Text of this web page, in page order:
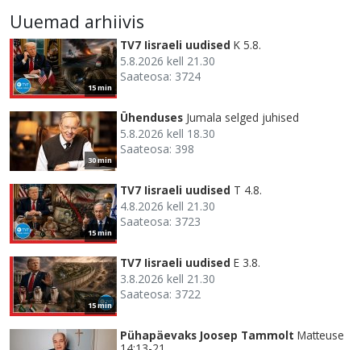
Uuemad arhiivis
15 min
TV7 Iisraeli uudised K 5.8.
5.8.2026 kell 21.30
Saateosa: 3724
30 min
Ühenduses Jumala selged juhised
5.8.2026 kell 18.30
Saateosa: 398
15 min
TV7 Iisraeli uudised T 4.8.
4.8.2026 kell 21.30
Saateosa: 3723
15 min
TV7 Iisraeli uudised E 3.8.
3.8.2026 kell 21.30
Saateosa: 3722
Pühapäevaks Joosep Tammolt Matteuse